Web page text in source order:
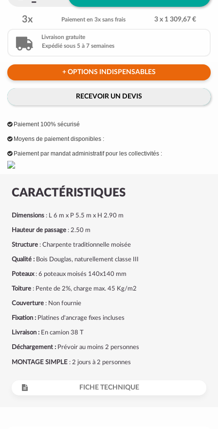
CARACTÉRISTIQUES
Dimensions : L 6 m x P 5.5 m x H 2.90 m
Hauteur de passage : 2.50 m
Structure : Charpente traditionnelle moisée
Qualité : Bois Douglas, naturellement classe III
Poteaux: 6 poteaux moisés 140x140 mm
Toiture : Pente de 2%, charge max. 45 Kg/m2
Couverture : Non fournie
Fixation : Platines d'ancrage fixes incluses
Livraison : En camion 38 T
Déchargement : Prévoir au moins 2 personnes
MONTAGE SIMPLE : 2 jours à 2 personnes
FICHE TECHNIQUE
3x Paiement en 3x sans frais 3 x 1 309,67 €
Livraison gratuite
Expédié sous 5 à 7 semaines
+ OPTIONS INDISPENSABLES
RECEVOIR UN DEVIS
Paiement 100% sécurisé
Moyens de paiement disponibles :
Paiement par mandat administratif pour les collectivités :